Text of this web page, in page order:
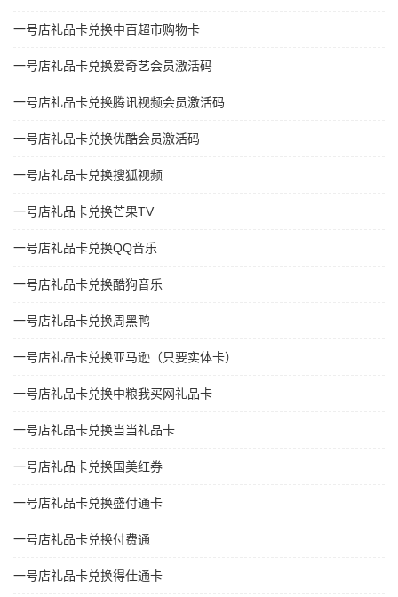
一号店礼品卡兑换中百超市购物卡
一号店礼品卡兑换爱奇艺会员激活码
一号店礼品卡兑换腾讯视频会员激活码
一号店礼品卡兑换优酷会员激活码
一号店礼品卡兑换搜狐视频
一号店礼品卡兑换芒果TV
一号店礼品卡兑换QQ音乐
一号店礼品卡兑换酷狗音乐
一号店礼品卡兑换周黑鸭
一号店礼品卡兑换亚马逊（只要实体卡）
一号店礼品卡兑换中粮我买网礼品卡
一号店礼品卡兑换当当礼品卡
一号店礼品卡兑换国美红券
一号店礼品卡兑换盛付通卡
一号店礼品卡兑换付费通
一号店礼品卡兑换得仕通卡